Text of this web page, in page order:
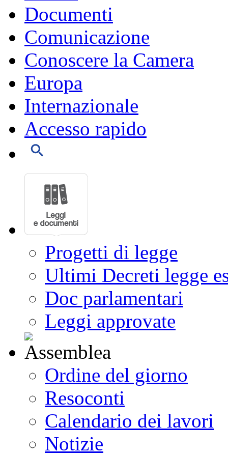
Documenti
Comunicazione
Conoscere la Camera
Europa
Internazionale
Accesso rapido
Progetti di legge
Ultimi Decreti legge
Doc parlamentari
Leggi approvate
Ordine del giorno
Resoconti
Calendario dei lavori
Notizie